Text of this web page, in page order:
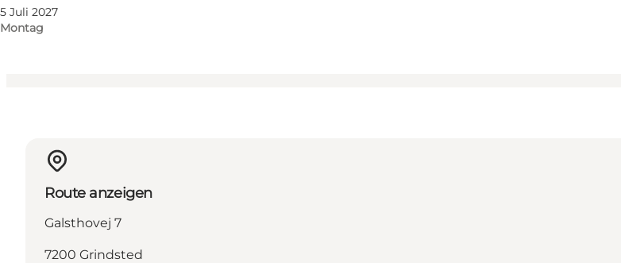
5 Juli 2027
Montag
Freunde, Mir selbst, Mein Partner, Mein Geschäft
Route anzeigen
Galsthovej 7
7200 Grindsted